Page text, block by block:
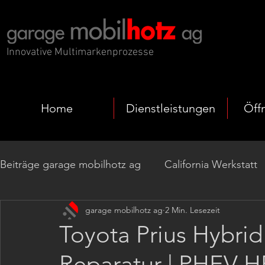
Innovative Multimarkenprozesse
Home Dienstleistungen
Beiträge garage mobilhotz ag California Werkstatt
EV Fahrzeuge Codierung | Programmierung
Getrieberevision Nachrüstungen Komfort
Toyota Prius
garage mobilhotz ag 2 Min. Lesezeit